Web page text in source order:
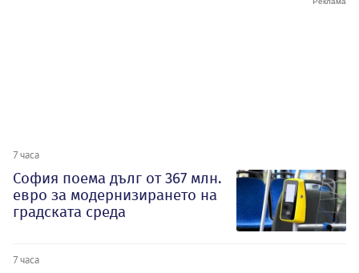
7 часа
София поема дълг от 367 млн.
евро за модернизирането на
градската среда
7 часа